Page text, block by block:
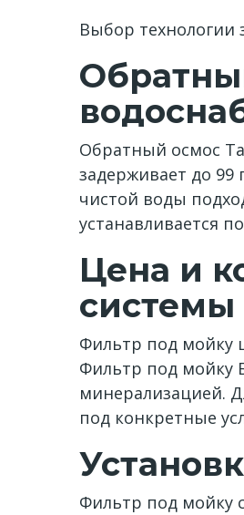
Выбор технологии
Обратный осмос
задерживает до
чистой воды
устанавливается
Цена и
системы
Фильтр под мойку
Фильтр под мойку
минерализацией.
под конкретные
Фильтр под мойку